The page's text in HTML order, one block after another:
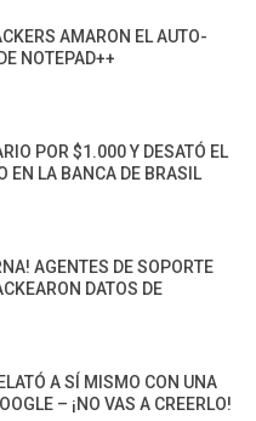
AMARON EL AUTO-
NOTEPAD++
POR $1.000 Y DESATÓ EL
EN LA BANCA DE BRASIL
AGENTES DE SOPORTE
DATOS DE
A SÍ MISMO CON UNA
– ¡NO VAS A CREERLO!